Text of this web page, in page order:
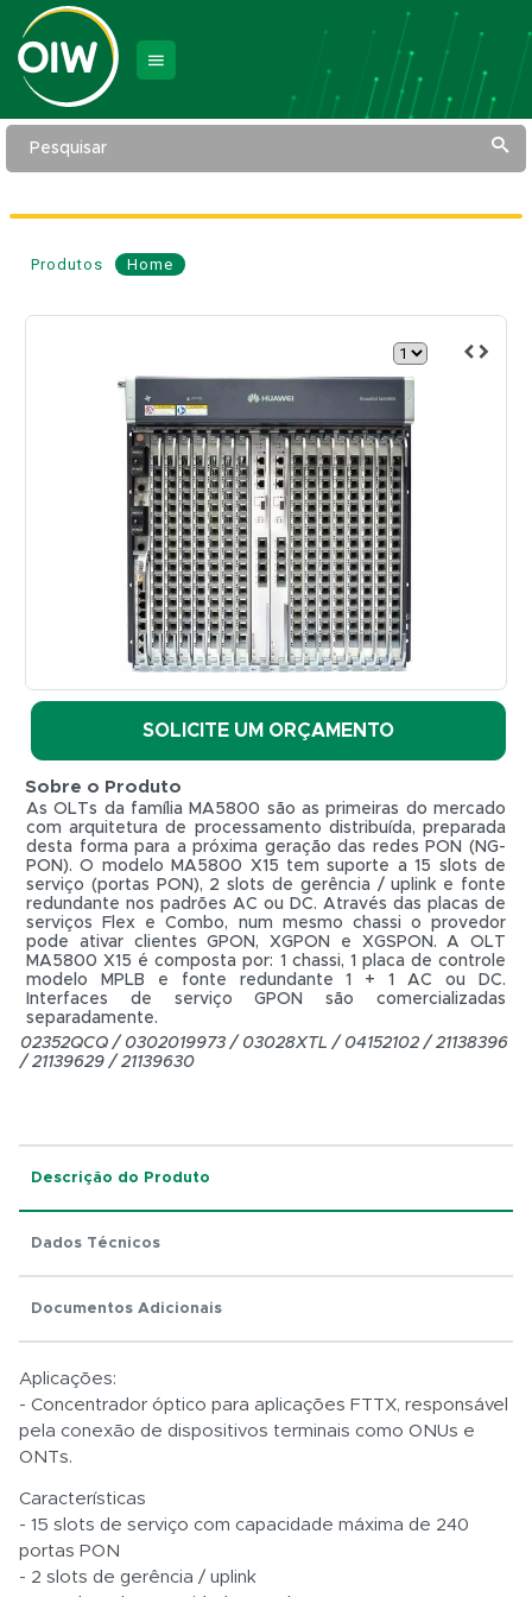
Pesquisar
Home
Produtos
OLT
HUAWEI
MA5800-
X15
SOLICITE UM ORÇAMENTO
R$ 0,01
Total:
R$ 0,01
Sobre o Produto
As OLTs da família MA5800 são as primeiras do mercado
com arquitetura de processamento distribuída, preparada
desta forma para a próxima geração das redes PON (NG-
PON). O modelo MA5800 X15 tem suporte a 15 slots de
serviço (portas PON), 2 slots de gerência / uplink e fonte
redundante nos padrões AC ou DC. Através das placas de
serviços Flex e Combo, num mesmo chassi o provedor
pode ativar clientes GPON, XGPON e XGSPON. A OLT
MA5800 X15 é composta por: 1 chassi, 1 placa de controle
modelo MPLB e fonte redundante 1 + 1 AC ou DC.
Interfaces de serviço GPON são comercializadas
separadamente.
02352QCQ / 0302019973 / 03028XTL / 04152102 / 21138396
/ 21139629 / 21139630
Descrição do Produto
Dados Técnicos
Documentos Adicionais
Aplicações:
- Concentrador óptico para aplicações FTTX, responsável
pela conexão de dispositivos terminais como ONUs e
ONTs.
Características
- 15 slots de serviço com capacidade máxima de 240
portas PON
- 2 slots de gerência / uplink